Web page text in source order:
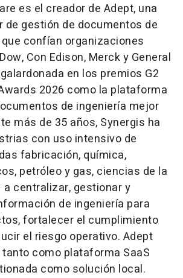
es el creador de Adept, una
de gestión de documentos de
confían organizaciones
Con Edison, Merck y General
en los premios G2
2026 como la plataforma
de ingeniería mejor
más de 35 años, Synergis ha
con uso intensivo de
fabricación, química,
petróleo y gas, ciencias de la
centralizar, gestionar y
de ingeniería para
fortalecer el cumplimiento
el riesgo operativo. Adept
como plataforma SaaS
como solución local.